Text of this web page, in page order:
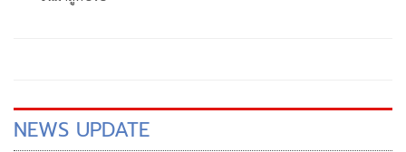
NEWS UPDATE